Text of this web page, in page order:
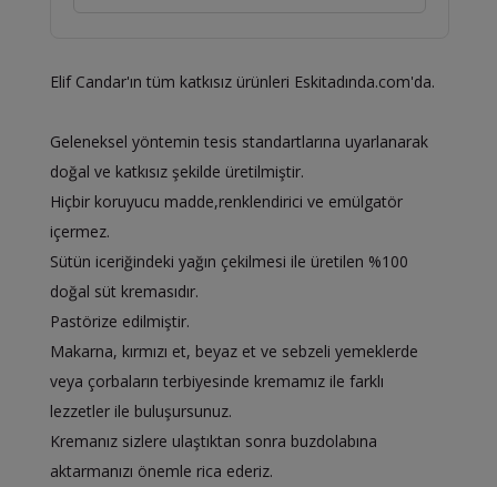
Elif Candar'ın tüm katkısız ürünleri Eskitadında.com'da.
Geleneksel yöntemin tesis standartlarına uyarlanarak
doğal ve katkısız şekilde üretilmiştir.
Hiçbir koruyucu madde,renklendirici ve emülgatör
içermez.
Sütün iceriğindeki yağın çekilmesi ile üretilen %100
doğal süt kremasıdır.
Pastörize edilmiştir.
Makarna, kırmızı et, beyaz et ve sebzeli yemeklerde
veya çorbaların terbiyesinde kremamız ile farklı
lezzetler ile buluşursunuz.
Kremanız sizlere ulaştıktan sonra buzdolabına
aktarmanızı önemle rica ederiz.